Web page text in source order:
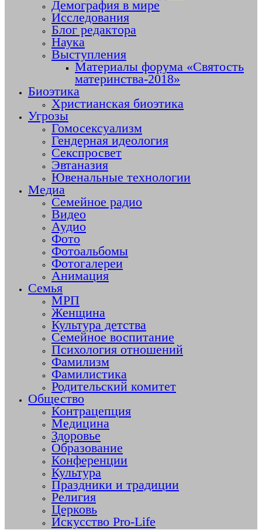
Демография в мире
Исследования
Блог редактора
Наука
Выступления
Материалы форума «Святость
материнства-2018»
Биоэтика
Христианская биоэтика
Угрозы
Гомосексуализм
Гендерная идеология
Секспросвет
Эвтаназия
Ювенальные технологии
Медиа
Семейное радио
Видео
Аудио
Фото
Фотоальбомы
Фотогалереи
Анимация
Семья
МРП
Женщина
Культура детства
Семейное воспитание
Психология отношений
Фамилизм
Фамилистика
Родительский комитет
Общество
Контрацепция
Медицина
Здоровье
Образование
Конференции
Культура
Праздники и традиции
Религия
Церковь
Искусство Pro-Life